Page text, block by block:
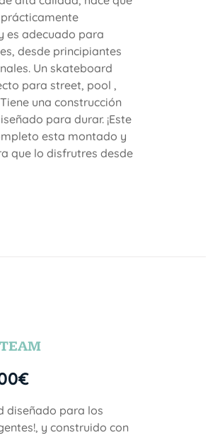
es adecuado para
desde principiantes
Un skateboard
para street, pool ,
una construcción
para durar. ¡Este
esta montado y
que lo disfrutres desde
€
diseñado para los
y construido con